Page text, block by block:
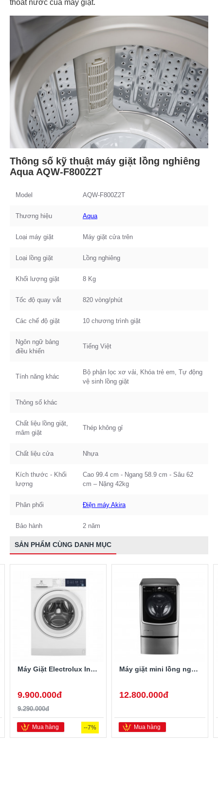
thoát nước của máy giặt.
Thông số kỹ thuật máy giặt lồng nghiêng
Aqua AQW-F800Z2T
Model AQW-F800Z2T
Thương hiệu Aqua
Loại máy giặt Máy giặt cửa trên
Loại lồng giặt Lồng nghiêng
Khối lượng giặt 8 Kg
Tốc độ quay vắt 820 vòng/phút
Các chế độ giặt 10 chương trình giặt
Ngôn ngữ bảng
điều khiển
Tiếng Việt
Tính năng khác
Bộ phận lọc xơ vải, Khóa trẻ em, Tự động
vệ sinh lồng giặt
Thông số khác
Chất liệu lồng giặt,
mâm giặt
Thép không gỉ
Chất liệu cửa Nhựa
Kích thước - Khối
lượng
Cao 99.4 cm - Ngang 58.9 cm - Sâu 62
cm – Nặng 42kg
Phân phối Điện máy Akira
Bảo hành 2 năm
SẢN PHẨM CÙNG DANH MỤC
Máy Giặt Electrolux Inverter 10 Kg EWF1024D3WB
9.900.000đ
9.290.000đ
--7%
Mua hàng
Máy giặt mini lồng ngang Twinwash LG T2735NWLV 3.5Kg
12.800.000đ
Mua hàng